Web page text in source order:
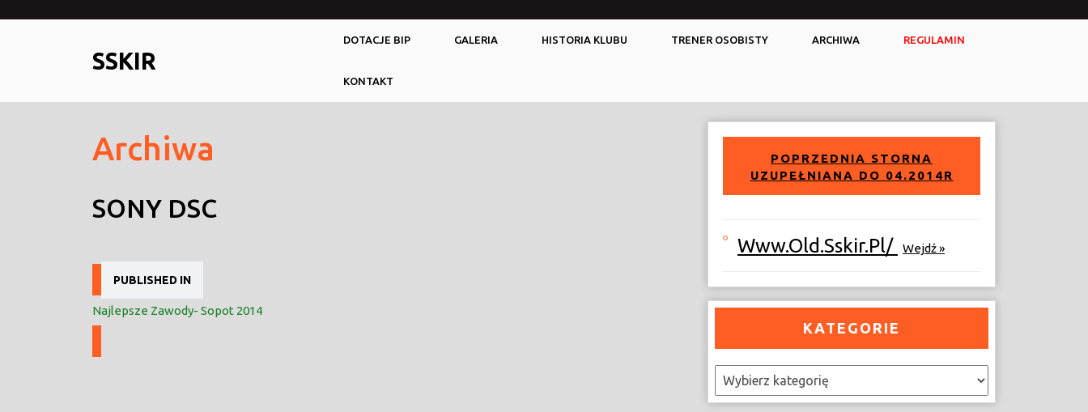
SSKIR
DOTACJE BIP GALERIA HISTORIA KLUBU TRENER OSOBISTY ARCHIWA REGULAMIN
KONTAKT
Archiwa
SONY DSC
Nawigacja
wpisu
PUBLISHED IN
Najlepsze Zawody- Sopot 2014
POPRZEDNIA STORNA
UZUPEŁNIANA DO 04.2014R
Www.old.sskir.pl/ Wejdź »
KATEGORIE
Kategorie